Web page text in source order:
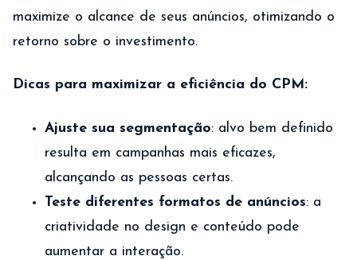
maximize o alcance de seus anúncios, otimizando o
retorno sobre o investimento.
Dicas para maximizar a eficiência do CPM:
Ajuste sua segmentação: alvo bem definido
resulta em campanhas mais eficazes,
alcançando as pessoas certas.
Teste diferentes formatos de anúncios: a
criatividade no design e conteúdo pode
aumentar a interação.